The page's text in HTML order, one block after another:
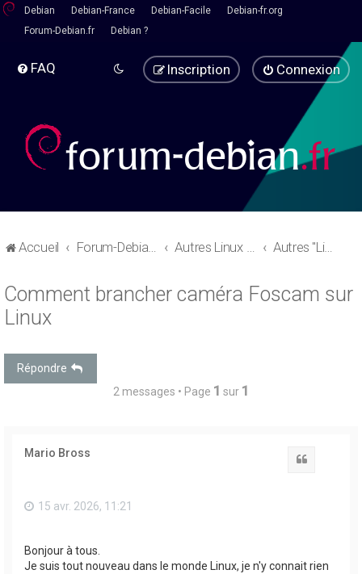
Debian Debian-France Debian-Facile
Debian-fr.org
Forum-Debian.fr
Debian ?
FAQ Connexion
Inscription
Accueil Forum-Debian.fr Autres Linux - Pause café Autres "Linux" basées sur debian
Comment brancher caméra Foscam sur
Linux
Répondre
2 messages • Page 1 sur 1
Mario Bross
15 avr. 2026, 11:21
Bonjour à tous.
Je suis tout nouveau dans le monde Linux, je n'y connait rien